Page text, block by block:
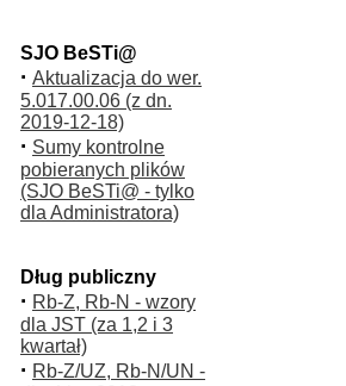
SJO BeSTi@
· Aktualizacja do wer.
5.017.00.06 (z dn.
2019-12-18)
· Sumy kontrolne
pobieranych plików
(SJO BeSTi@ - tylko
dla Administratora)
Dług publiczny
· Rb-Z, Rb-N - wzory
dla JST (za 1,2 i 3
kwartał)
· Rb-Z/UZ, Rb-N/UN -